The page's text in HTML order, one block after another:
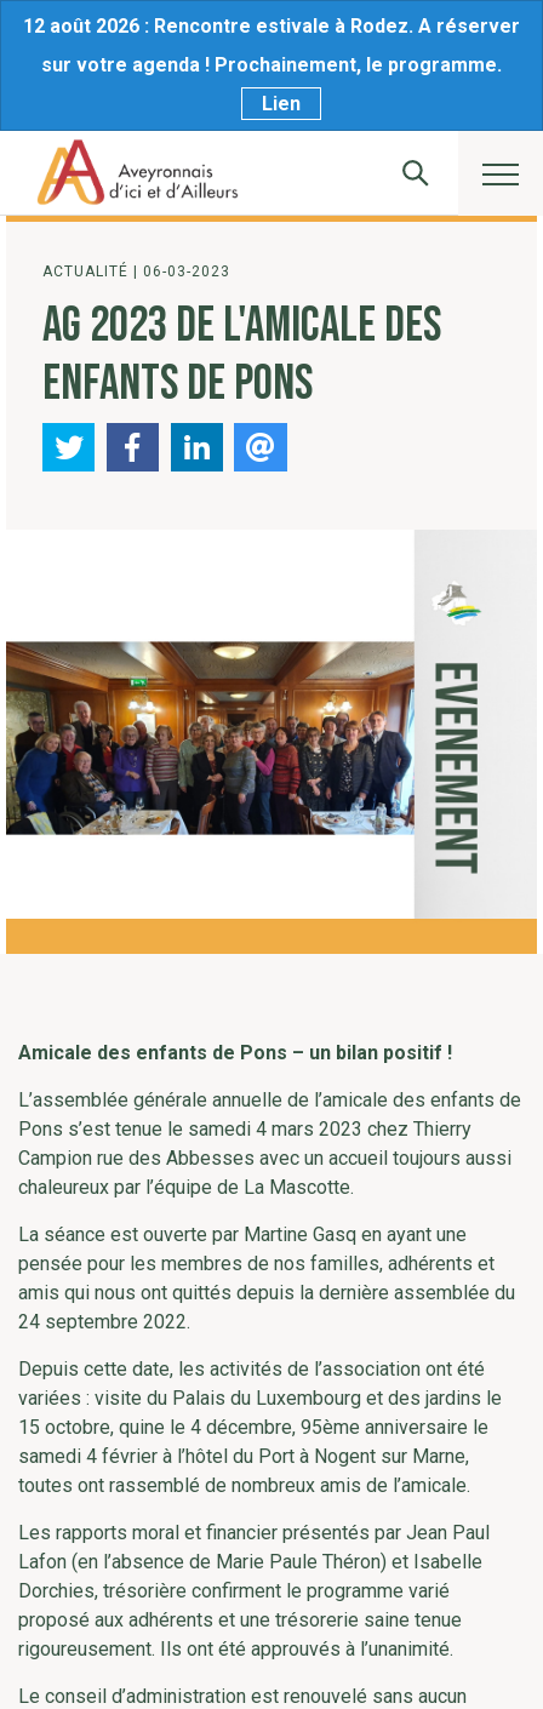
12 août 2026 : Rencontre estivale à Rodez. A réserver
sur votre agenda ! Prochainement, le programme.
Lien
ACTUALITÉ 06-03-2023
AG 2023 DE L'AMICALE DES
ENFANTS DE PONS
Amicale des enfants de Pons – un bilan positif !
L’assemblée générale annuelle de l’amicale des enfants de
Pons s’est tenue le samedi 4 mars 2023 chez Thierry
Campion rue des Abbesses avec un accueil toujours aussi
chaleureux par l’équipe de La Mascotte.
La séance est ouverte par Martine Gasq en ayant une
pensée pour les membres de nos familles, adhérents et
amis qui nous ont quittés depuis la dernière assemblée du
24 septembre 2022.
Depuis cette date, les activités de l’association ont été
variées : visite du Palais du Luxembourg et des jardins le
15 octobre, quine le 4 décembre, 95ème anniversaire le
samedi 4 février à l’hôtel du Port à Nogent sur Marne,
toutes ont rassemblé de nombreux amis de l’amicale.
Les rapports moral et financier présentés par Jean Paul
Lafon (en l’absence de Marie Paule Théron) et Isabelle
Dorchies, trésorière confirment le programme varié
proposé aux adhérents et une trésorerie saine tenue
rigoureusement. Ils ont été approuvés à l’unanimité.
Le conseil d’administration est renouvelé sans aucun